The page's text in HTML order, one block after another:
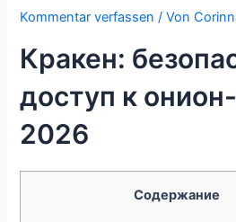
Kommentar verfassen / Von
Кракен:
доступ к
2026
Содержание